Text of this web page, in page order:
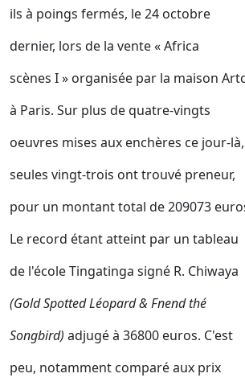
ils à poings fermés, le 24 octobre
dernier, lors de la vente « Africa
scènes I » organisée par la maison
à Paris. Sur plus de quatre-vingts
oeuvres mises aux enchères ce jour-là,
seules vingt-trois ont trouvé preneur,
pour un montant total de 209073
Le record étant atteint par un tableau
de l'école Tingatinga signé R. Chiwaya
(Gold Spotted Léopard & Fnend thé
Songbird) adjugé à 36800 euros. C'est
peu, notamment comparé aux prix